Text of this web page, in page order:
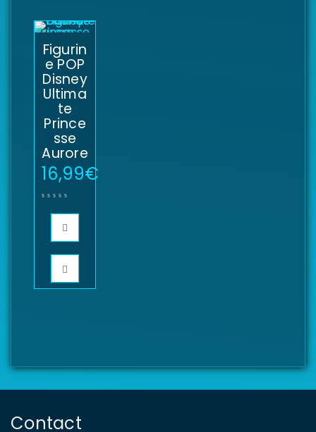
Figurin
e POP
Disney
Ultima
te
Prince
sse
Aurore
16,99€
Contact